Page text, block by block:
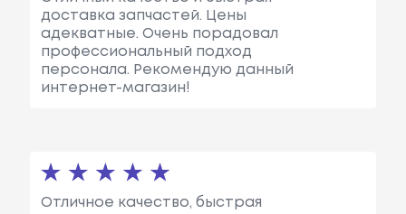
доставка запчастей. Цены
адекватные. Очень порадовал
профессиональный подход
персонала. Рекомендую данный
интернет-магазин!
Отличное качество, быстрая